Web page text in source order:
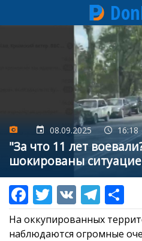
08.09.2025 16:18
"За что 11 лет
шокированы
На оккупированных
наблюдаются огромные